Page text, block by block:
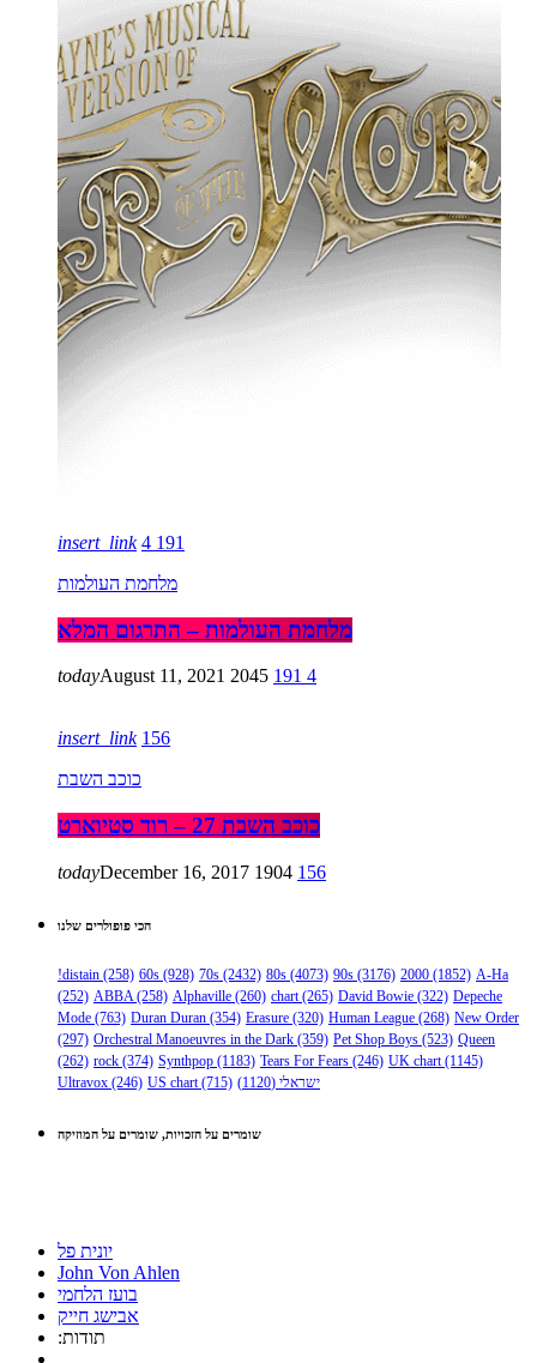
insert_link 4 191
מלחמת העולמות
מלחמת העולמות – התרגום המלא
todayAugust 11, 2021 2045 191 4
insert_link 156
כוכב השבת
כוכב השבת 27 – רוד סטיוארט
todayDecember 16, 2017 1904 156
הכי פופולרים שלנו
!distain (258) 60s (928) 70s (2432) 80s (4073) 90s (3176) 2000 (1852) A-Ha
(252) ABBA (258) Alphaville (260) chart (265) David Bowie (322) Depeche
Mode (763) Duran Duran (354) Erasure (320) Human League (268) New Order
(297) Orchestral Manoeuvres in the Dark (359) Pet Shop Boys (523) Queen
(262) rock (374) Synthpop (1183) Tears For Fears (246) UK chart (1145)
Ultravox (246) US chart (715) ישראלי (1120)
שומרים על הזכויות, שומרים על המוזיקה
יונית פל
John Von Ahlen
בועז הלחמי
אבישג חייק
:תודות